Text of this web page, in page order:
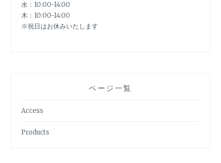
水：10:00-14:00
木：10:00-14:00
※祝日はお休みいたします
ページ一覧
Access
Products